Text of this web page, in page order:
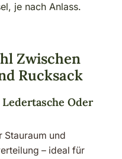
je nach Anlass.
Zwischen
Rucksack
Oder
Stauraum und
– ideal für